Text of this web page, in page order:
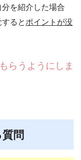
を紹介した場合
るとポイントが没
らうようにしま
問